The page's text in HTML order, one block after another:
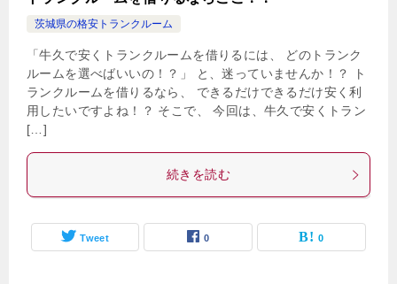
茨城県の格安トランクルーム
「牛久で安くトランクルームを借りるには、 どのトランク
ルームを選べばいいの！？」 と、迷っていませんか！？ ト
ランクルームを借りるなら、 できるだけできるだけ安く利
用したいですよね！？ そこで、 今回は、牛久で安くトラン
[…]
続きを読む
Tweet 0 0